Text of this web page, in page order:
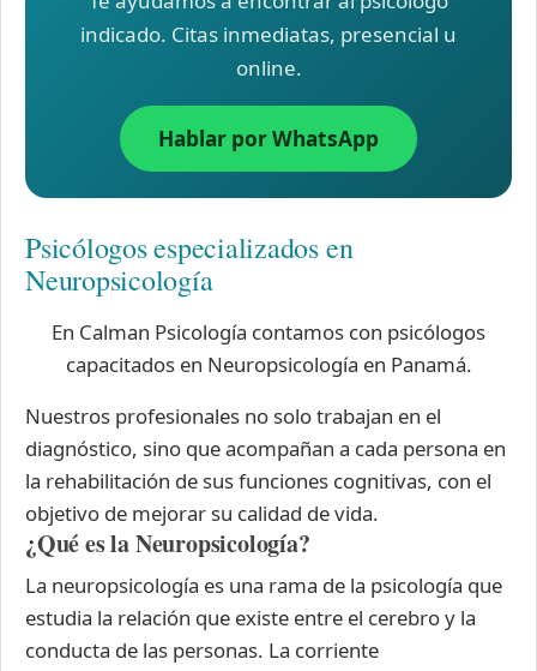
indicado. Citas inmediatas, presencial u
online.
Hablar por WhatsApp
Psicólogos especializados en
Neuropsicología
En Calman Psicología contamos con psicólogos
capacitados en Neuropsicología en Panamá.
Nuestros profesionales no solo trabajan en el
diagnóstico, sino que acompañan a cada persona en
la rehabilitación de sus funciones cognitivas, con el
objetivo de mejorar su calidad de vida.
¿Qué es la Neuropsicología?
La neuropsicología es una rama de la psicología que
estudia la relación que existe entre el cerebro y la
conducta de las personas. La corriente